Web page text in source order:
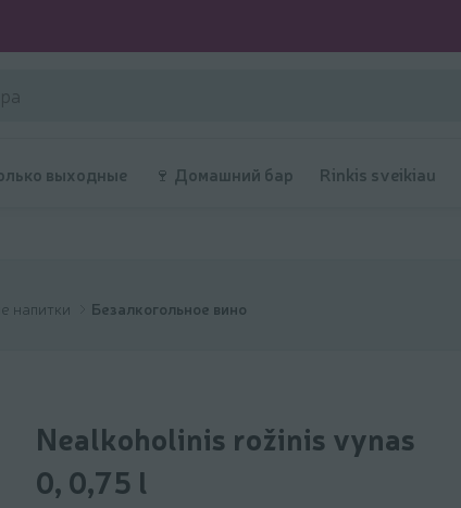
выходные 🍷 Домашний бар Rinkis sveikiau
напитки Безалкогольное вино
Nealkoholinis rožinis vynas
0, 0,75 l